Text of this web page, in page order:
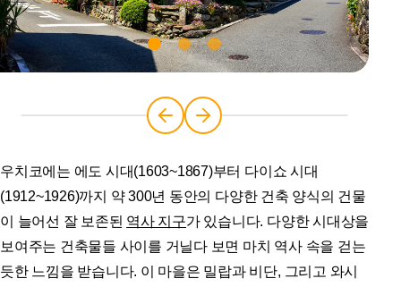
우치코에는 에도 시대(1603~1867)부터 다이쇼 시대
(1912~1926)까지 약 300년 동안의 다양한 건축 양식의 건물
이 늘어선 잘 보존된 역사 지구가 있습니다. 다양한 시대상을
보여주는 건축물들 사이를 거닐다 보면 마치 역사 속을 걷는
듯한 느낌을 받습니다. 이 마을은 밀랍과 비단, 그리고 와시